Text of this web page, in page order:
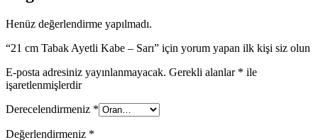
Henüz değerlendirme yapılmadı.
“21 cm Tabak Ayetli Kabe – Sarı” için yorum yapan ilk kişi siz olun
E-posta adresiniz yayınlanmayacak. Gerekli alanlar * ile
işaretlenmişlerdir
Derecelendirmeniz *
Değerlendirmeniz *